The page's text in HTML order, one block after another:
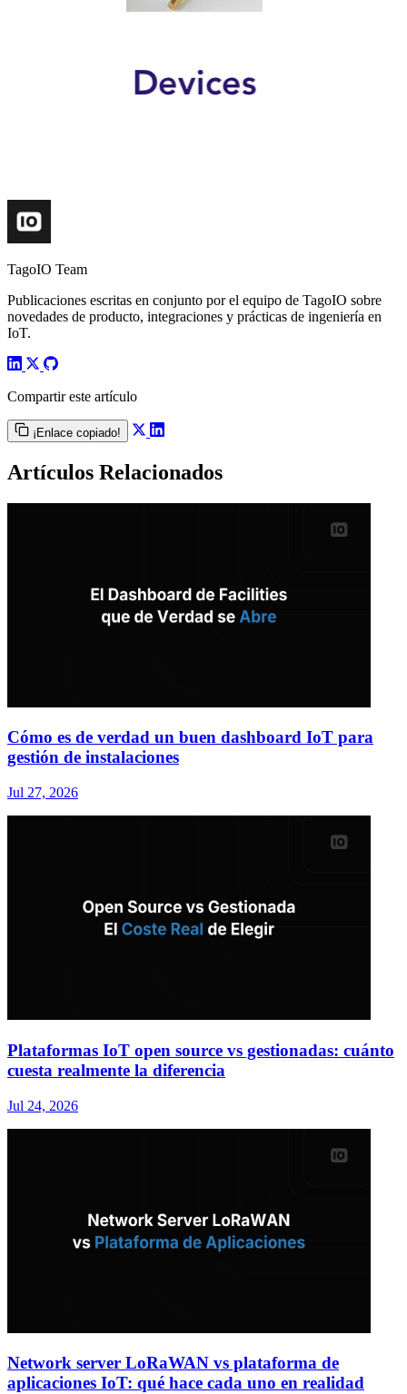
TagoIO Team
Publicaciones escritas en conjunto por el equipo de TagoIO sobre
novedades de producto, integraciones y prácticas de ingeniería en
IoT.
Compartir este artículo
¡Enlace copiado!
Artículos Relacionados
Cómo es de verdad un buen dashboard IoT para
gestión de instalaciones
Jul 27, 2026
Plataformas IoT open source vs gestionadas: cuánto
cuesta realmente la diferencia
Jul 24, 2026
Network server LoRaWAN vs plataforma de
aplicaciones IoT: qué hace cada uno en realidad